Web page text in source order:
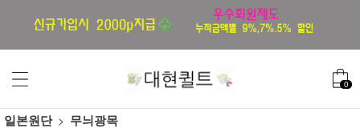
0
일본원단 무늬광목